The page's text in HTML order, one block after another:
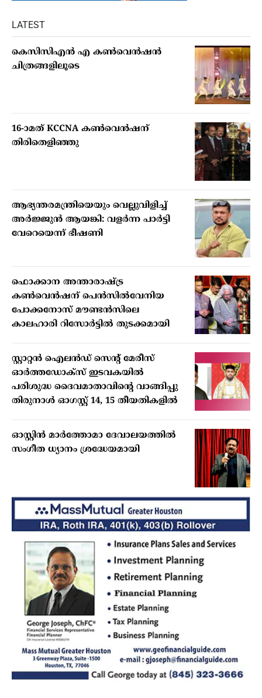
LATEST
കെസിസിഎൻ എ കൺവെൻഷൻ
ചിത്രങ്ങളിലൂടെ
16-ാമത് KCCNA കൺവെൻഷന്
തിരിതെളിഞ്ഞു
ആഭ്യന്തരമന്ത്രിയെയും വെല്ലുവിളിച്ച്
അര്‍ജ്ജുന്‍ ആയങ്കി: വളര്‍ന്ന പാര്‍ട്ടി
വേറെയെന്ന് ഭീഷണി
ഫൊക്കാന അന്താരാഷ്ട്ര
കൺവെൻഷന് പെൻസിൽവേനിയ
പോക്കനോസ് മൗണ്ടൻസിലെ
കാലഹാരി റിസോർട്ടിൽ തുടക്കമായി
സ്റ്റാറ്റന്‍ ഐലന്‍ഡ് സെന്റ് മേരീസ്
ഓര്‍ത്തഡോക്‌സ് ഇടവകയില്‍
പരിശുദ്ധ ദൈവമാതാവിന്റെ വാങ്ങിപ്പു
തിരുനാള്‍ ഓഗസ്റ്റ് 14, 15 തീയതികളില്‍
ഓസ്റ്റിൻ മാർത്തോമാ ദേവാലയത്തിൽ
സംഗീത ധ്യാനം ശ്രദ്ധേയമായി